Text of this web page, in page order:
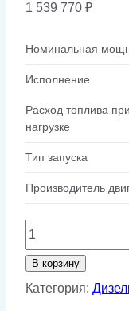
1 539 770 ₽
Номинальная
Исполнение
Расход топлива
нагрузке
Тип запуска
Производитель
Количество
товара
Генератор
В корзину
Категория: